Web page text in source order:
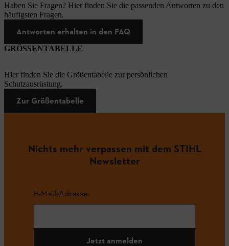
Haben Sie Fragen? Hier finden Sie die passenden Antworten zu den
häufigsten Fragen.
Antworten erhalten in den FAQ
GRÖSSENTABELLE
Hier finden Sie die Größentabelle zur persönlichen
Schutzausrüstung.
Zur Größentabelle
Nichts mehr verpassen mit dem STIHL
Newsletter
E-Mail-Adresse
Jetzt anmelden